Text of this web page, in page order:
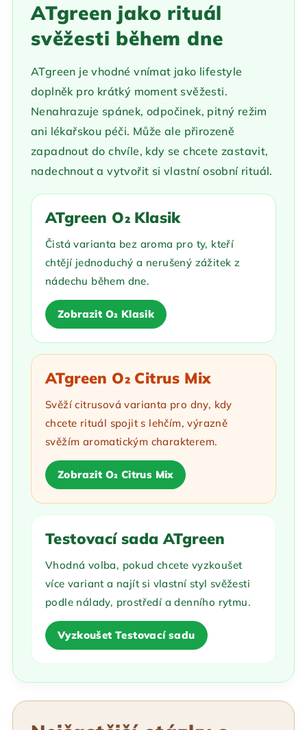
ATgreen jako rituál
svěžesti během dne
ATgreen je vhodné vnímat jako lifestyle
doplněk pro krátký moment svěžesti.
Nenahrazuje spánek, odpočinek, pitný režim
ani lékařskou péči. Může ale přirozeně
zapadnout do chvíle, kdy se chcete zastavit,
nadechnout a vytvořit si vlastní osobní rituál.
ATgreen O₂ Klasik
Čistá varianta bez aroma pro ty, kteří
chtějí jednoduchý a nerušený zážitek z
nádechu během dne.
Zobrazit O₂ Klasik
ATgreen O₂ Citrus Mix
Svěží citrusová varianta pro dny, kdy
chcete rituál spojit s lehčím, výrazně
svěžím aromatickým charakterem.
Zobrazit O₂ Citrus Mix
Testovací sada ATgreen
Vhodná volba, pokud chcete vyzkoušet
více variant a najít si vlastní styl svěžesti
podle nálady, prostředí a denního rytmu.
Vyzkoušet Testovací sadu